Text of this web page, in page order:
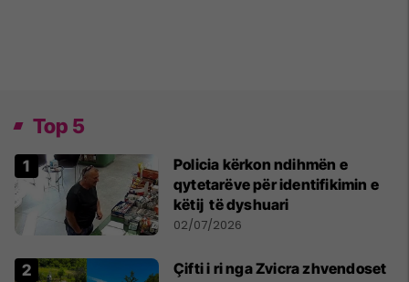
Top 5
Policia kërkon ndihmën e
qytetarëve për identifikimin e
këtij të dyshuari
02/07/2026
Çifti i ri nga Zvicra zhvendoset